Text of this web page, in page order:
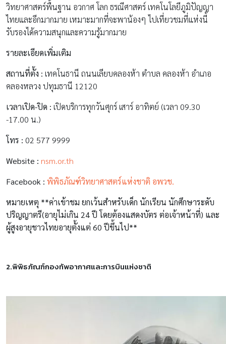
วิทยาศาสตร์พื้นฐาน อวกาศ โลก ธรณีศาสตร์ เทคโนโลยีภูมิปัญญา
ไทยและอีกมากมาย เหมาะมากที่จะพาน้องๆ ไปเที่ยวชมที่แห่งนี้
รับรองได้ความสนุกและความรู้มากมาย
รายละเอียดเพิ่มเติม
สถานที่ตั้ง : เทคโนธานี ถนนเลียบคลองห้า ตำบล คลองห้า อำเภอ
คลองหลวง ปทุมธานี 12120
เวลาเปิด-ปิด : เปิดบริการทุกวันศุกร์ เสาร์ อาทิตย์ (เวลา 09.30
-17.00 น.)
โทร : 02 577 9999
Website : nsm.or.th
Facebook : พิพิธภัณฑ์วิทยาศาสตร์แห่งชาติ อพวช.
หมายเหตุ **ค่าเข้าชม ยกเว้นสำหรับเด็ก นักเรียน นักศึกษาระดับ
ปริญญาตรี(อายุไม่เกิน 24 ปี โดยต้องแสดงบัตร ต่อเจ้าหน้าที่) และ
ผู้สูงอายุชาวไทยอายุตั้งแต่ 60 ปีขึ้นไป**
2.พิพิธภัณฑ์กองทัพอากาศและการบินแห่งชาติ